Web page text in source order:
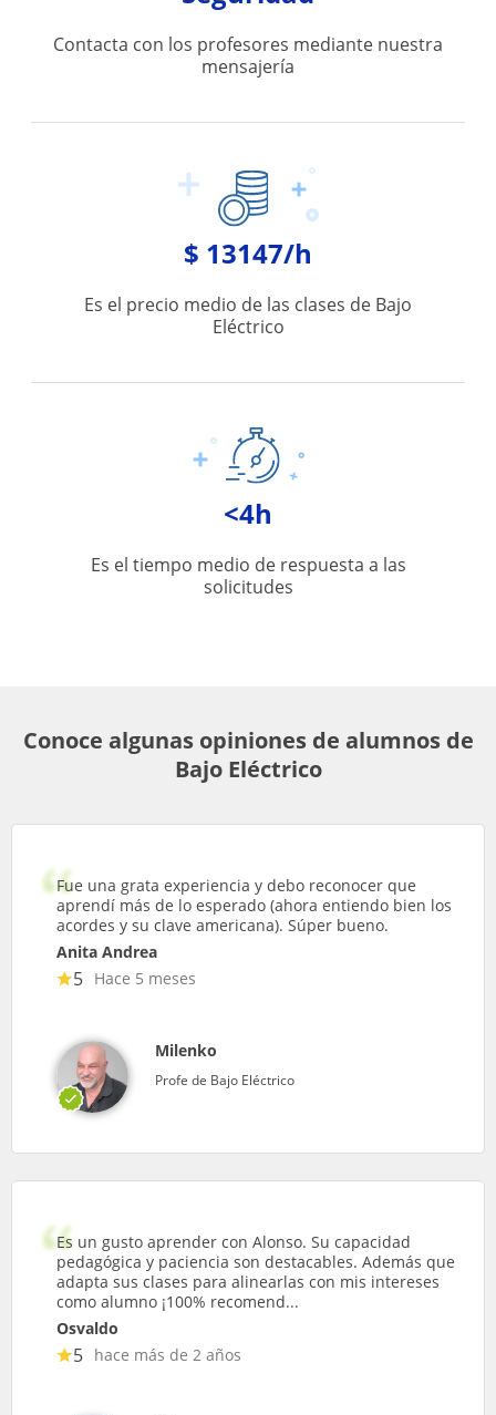
Contacta con los profesores mediante nuestra
mensajería
$ 13147/h
Es el precio medio de las clases de Bajo
Eléctrico
<4h
Es el tiempo medio de respuesta a las
solicitudes
Conoce algunas opiniones de alumnos de
Bajo Eléctrico
Fue una grata experiencia y debo reconocer que
aprendí más de lo esperado (ahora entiendo bien los
acordes y su clave americana). Súper bueno.
Anita Andrea
5 Hace 5 meses
Milenko
Profe de Bajo Eléctrico
Es un gusto aprender con Alonso. Su capacidad
pedagógica y paciencia son destacables. Además que
adapta sus clases para alinearlas con mis intereses
como alumno ¡100% recomend...
Osvaldo
5 hace más de 2 años